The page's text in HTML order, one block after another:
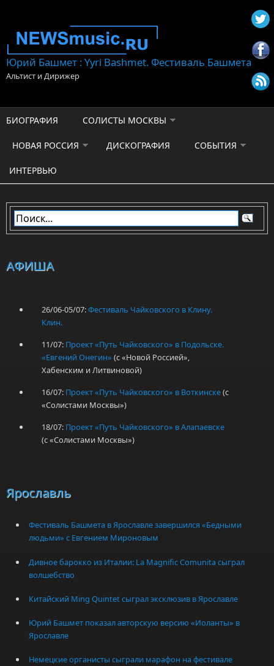
Юрий Башмет : Yyri Bashmet. Фестиваль Башмета
Альтист и Дирижер
БИОГРАФИЯ СОЛИСТЫ МОСКВЫ
НОВАЯ РОССИЯ ДИСКОГРАФИЯ СОБЫТИЯ
ИНТЕРВЬЮ
АФИША
26/06-05/07:Фестиваль Чайковского в Клину.
Клин.
11/07: Проект «Путь Чайковского» в Подольске.
«Евгений Онегин» (с «Новой Россией»,
Хабенским и Литвиновой)
16/07: Проект «Путь Чайковского» в Воткинске(с
«Солистами Москвы»)
18/07: Проект «Путь Чайковского» в Алапаевске
(с «Солистами Москвы»)
Ярославль
Фестиваль Башмета в Ярославле завершился «Бедными
людьми» с Евгением Мироновым
Дивное барокко из Италии: La Magnific Comunita сыграл
волшебство
Китайский Ming Quintet сыграл эксклюзив в Ярославле
Юрий Башмет показал авторскую версию «Иоланты» в
Ярославле
Немецкие органисты сыграли марафон на фестивале